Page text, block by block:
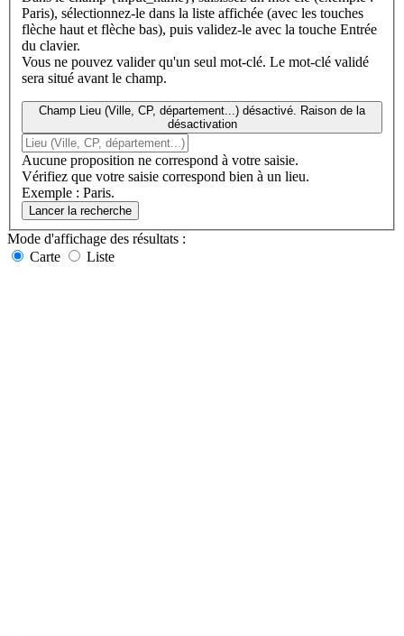
Paris), sélectionnez-le dans la liste affichée (avec les touches
flèche haut et flèche bas), puis validez-le avec la touche Entrée
du clavier.
Vous ne pouvez valider qu'un seul mot-clé. Le mot-clé validé
sera situé avant le champ.
Champ Lieu (Ville, CP, département...) désactivé. Raison de la
désactivation
Aucune proposition ne correspond à votre saisie.
Vérifiez que votre saisie correspond bien à un lieu.
Exemple : Paris.
Lancer la recherche
Mode d'affichage des résultats :
Carte
Liste